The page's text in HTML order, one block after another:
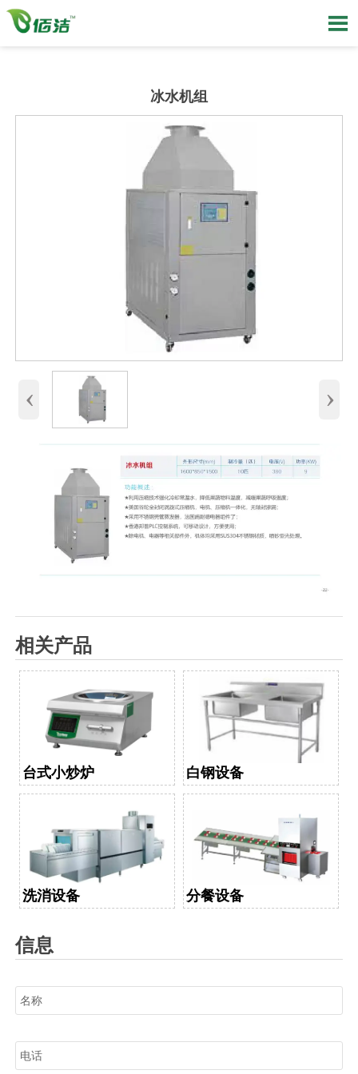

冰水机组
‹ ›
相关产品
台式小炒炉 白钢设备
洗消设备 分餐设备
信息